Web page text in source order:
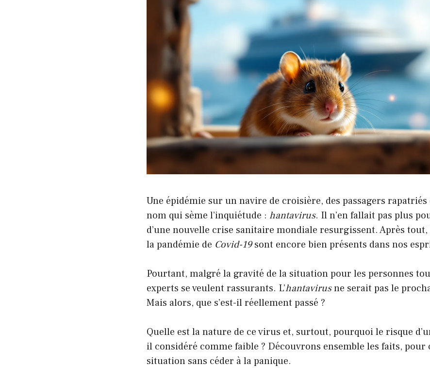
Une épidémie sur un navire de croisière, des passagers rapatriés
nom qui sème l’inquiétude : hantavirus. Il n’en fallait pas plus
d’une nouvelle crise sanitaire mondiale resurgissent. Après tout,
la pandémie de Covid-19sont encore bien présents dans nos
Pourtant, malgré la gravité de la situation pour les personnes
experts se veulent rassurants. L’hantavirusne serait pas le
Mais alors, que s’est-il réellement passé ?
Quelle est la nature de ce virus et, surtout, pourquoi le risque
il considéré comme faible ? Découvrons ensemble les faits,
situation sans céder à la panique.